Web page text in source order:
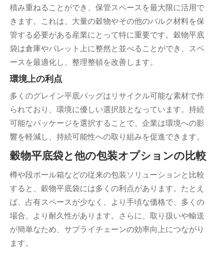
積み重ねることができ、保管スペースを最大限に活用で
きます。これは、大量の穀物やその他のバルク材料を保
管する必要がある産業にとって特に重要です。穀物平底
袋は倉庫やパレット上に整然と並べることができ、スペ
ースを最適化し、整理整頓を改善します。
環境上の利点
多くのグレイン平底バッグはリサイクル可能な素材で作
られており、環境に優しい選択肢となっています。持続
可能なパッケージを選択することで、企業は環境への影
響を軽減し、持続可能性への取り組みを促進できます。
穀物平底袋と他の包装オプションの比較
樽や段ボール箱などの従来の包装ソリューションと比較
すると、穀物平底袋には多くの利点があります。たとえ
ば、占有スペースが少なく、より手頃な価格で、多くの
場合、より耐久性があります。さらに、取り扱いや輸送
が簡単なため、サプライチェーンの効率向上につながり
ます。